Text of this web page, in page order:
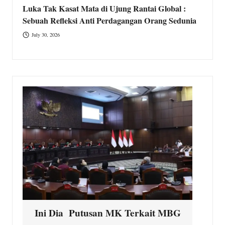
Luka Tak Kasat Mata di Ujung Rantai Global :
Sebuah Refleksi Anti Perdagangan Orang Sedunia
July 30, 2026